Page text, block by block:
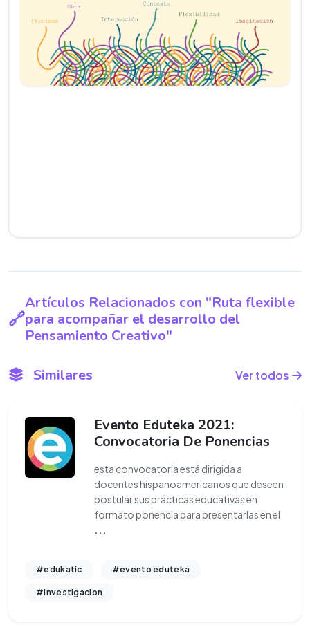
Artículos Relacionados con "Ruta flexible
para acompañar el desarrollo del
Pensamiento Creativo"
Similares Ver todos
Evento Eduteka 2021:
Convocatoria De Ponencias
esta convocatoria está dirigida a
docentes hispanoamericanos que deseen
postular sus prácticas educativas en
formato ponencia para presentarlas en el
...
#edukatic #evento eduteka
#investigacion